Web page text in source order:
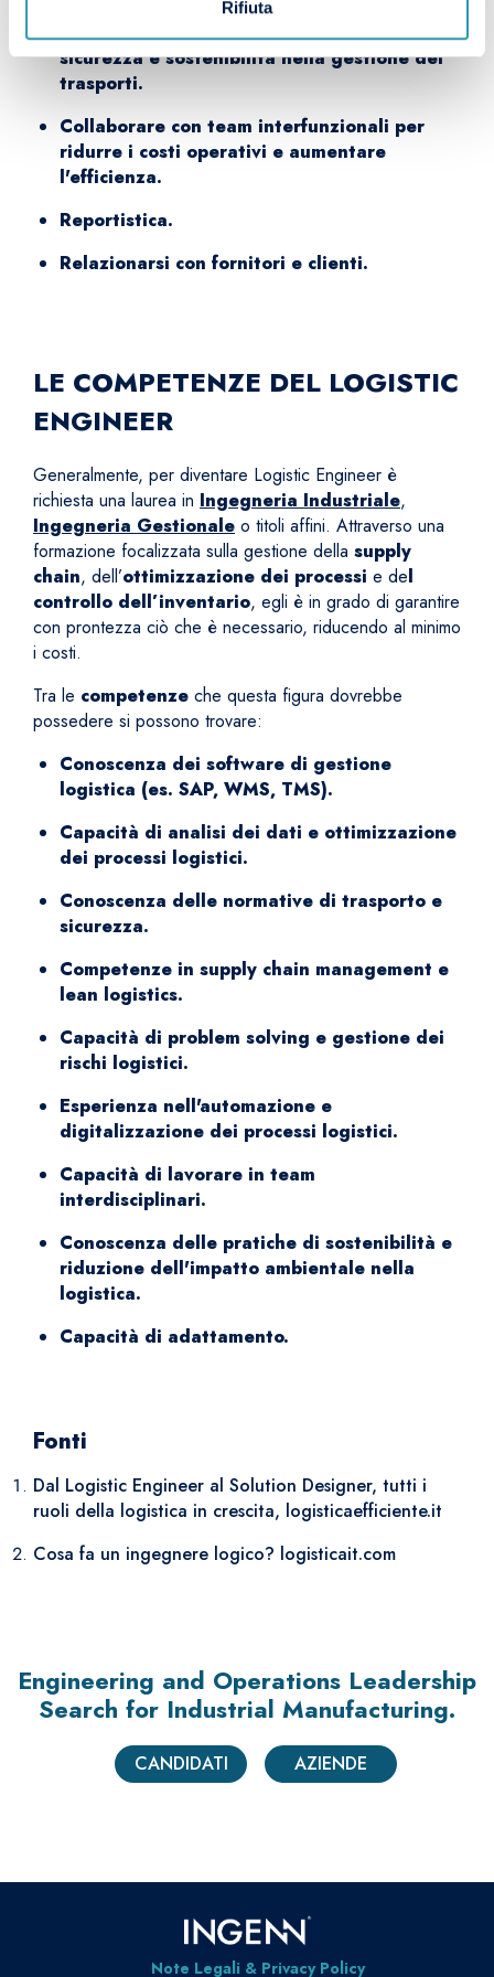
Rifiuta
Assicurare il rispetto delle normative di
sicurezza e sostenibilità nella gestione dei
trasporti.
Collaborare con team interfunzionali per
ridurre i costi operativi e aumentare
l'efficienza.
Reportistica.
Relazionarsi con fornitori e clienti.
LE COMPETENZE DEL LOGISTIC
ENGINEER
Generalmente, per diventare Logistic Engineer è
richiesta una laurea in Ingegneria Industriale,
Ingegneria Gestionale o titoli affini. Attraverso una
formazione focalizzata sulla gestione della supply
chain, dell’ottimizzazione dei processi e del
controllo dell’inventario, egli è in grado di garantire
con prontezza ciò che è necessario, riducendo al minimo
i costi.
Tra le competenze che questa figura dovrebbe
possedere si possono trovare:
Conoscenza dei software di gestione
logistica (es. SAP, WMS, TMS).
Capacità di analisi dei dati e ottimizzazione
dei processi logistici.
Conoscenza delle normative di trasporto e
sicurezza.
Competenze in supply chain management e
lean logistics.
Capacità di problem solving e gestione dei
rischi logistici.
Esperienza nell'automazione e
digitalizzazione dei processi logistici.
Capacità di lavorare in team
interdisciplinari.
Conoscenza delle pratiche di sostenibilità e
riduzione dell'impatto ambientale nella
logistica.
Capacità di adattamento.
Fonti
Dal Logistic Engineer al Solution Designer, tutti i
ruoli della logistica in crescita, logisticaefficiente.it
Cosa fa un ingegnere logico? logisticait.com
Engineering and Operations Leadership
Search for Industrial Manufacturing.
CANDIDATI AZIENDE
Note Legali & Privacy Policy